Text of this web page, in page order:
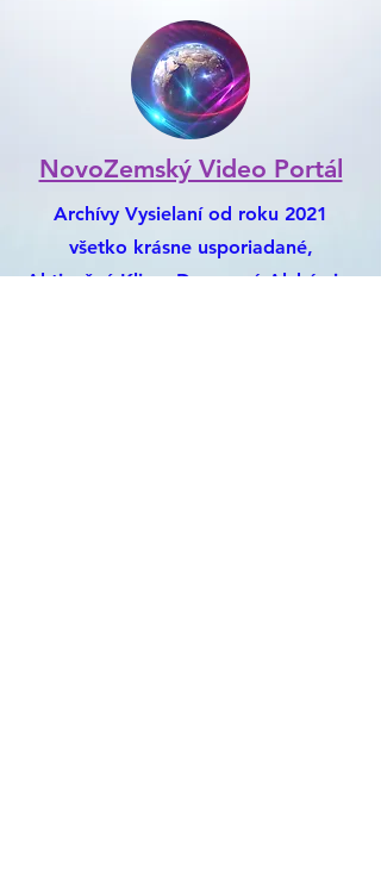
NovoZemský Video Portál
Archívy Vysielaní od roku 2021
všetko krásne usporiadané,
Aktivačné Klipy, Darovaná Alchýmia,